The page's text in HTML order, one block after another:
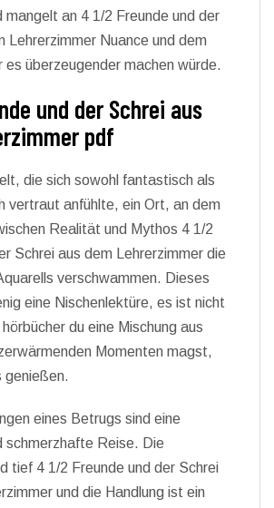
mangelt an 4 1/2 Freunde und der
Lehrerzimmer Nuance und dem
es überzeugender machen würde.
und der Schrei aus
pdf
die sich sowohl fantastisch als
vertraut anfühlte, ein Ort, an dem
Realität und Mythos 4 1/2
Schrei aus dem Lehrerzimmer die
verschwammen. Dieses
eine Nischenlektüre, es ist nicht
du eine Mischung aus
Momenten magst,
genießen.
eines Betrugs sind eine
schmerzhafte Reise. Die
tief 4 1/2 Freunde und der Schrei
und die Handlung ist ein